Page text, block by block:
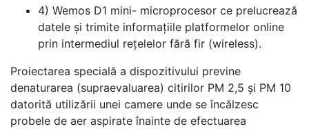
4) Wemos D1 mini- microprocesor ce prelucrează
datele și trimite informațiile platformelor online
prin intermediul rețelelor fără fir (wireless).
Proiectarea specială a dispozitivului previne
denaturarea (supraevaluarea) citirilor PM 2,5 și PM 10
datorită utilizării unei camere unde se încălzesc
probele de aer aspirate înainte de efectuarea